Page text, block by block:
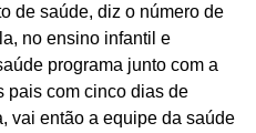
de saúde, diz o número de
no ensino infantil e
programa junto com a
pais com cinco dias de
vai então a equipe da saúde